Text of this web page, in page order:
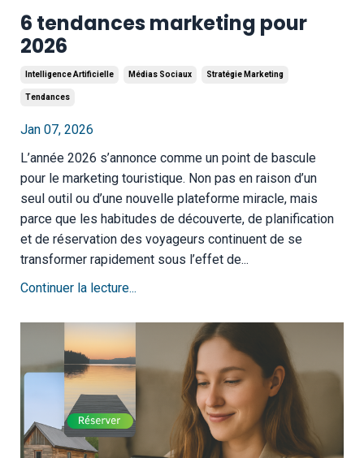
6 tendances marketing pour
2026
Intelligence Artificielle Médias Sociaux Stratégie Marketing
Tendances
Jan 07, 2026
L’année 2026 s’annonce comme un point de bascule
pour le marketing touristique. Non pas en raison d’un
seul outil ou d’une nouvelle plateforme miracle, mais
parce que les habitudes de découverte, de planification
et de réservation des voyageurs continuent de se
transformer rapidement sous l’effet de...
Continuer la lecture...